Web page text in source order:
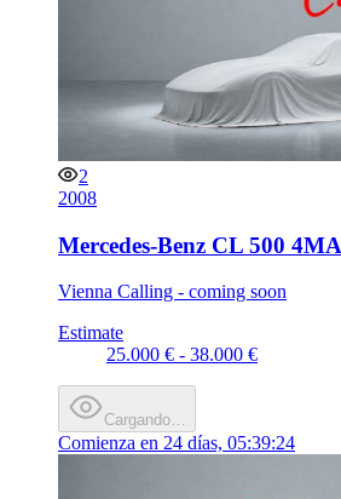
2
2008
Mercedes-Benz CL 500
Vienna Calling - coming soon
Estimate
25.000 € - 38.000 €
Cargando…
Comienza en 24 días, 05:39:24